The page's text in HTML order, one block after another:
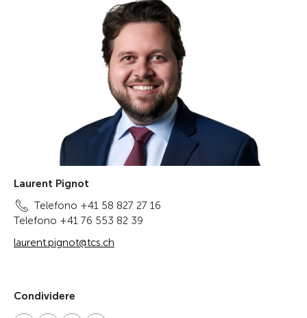
Laurent Pignot
Telefono +41 58 827 27 16
Telefono +41 76 553 82 39
laurent.pignot@tcs.ch
Condividere